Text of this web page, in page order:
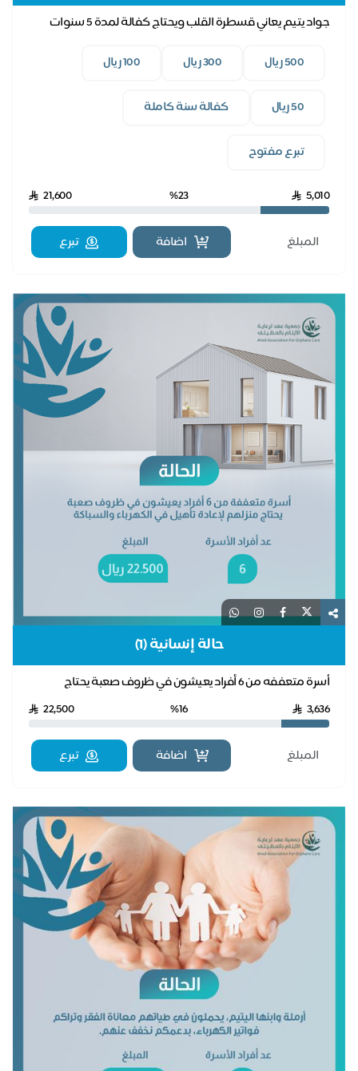
جواد يتيم يعاني قسطرة القلب ويحتاج كفالة لمدة 5 سنوات
كفالة سنة كاملة
تبرع مفتوح
5,010
21,600
اضافة تبرع
حالة إنسانية (1)
أسرة متعففه من 6 أفراد يعيشون في ظروف صعبة يحتاج
منزلهم لإعادة تأهيل في الكهرباء والسباكة
3,636
22,500
اضافة تبرع